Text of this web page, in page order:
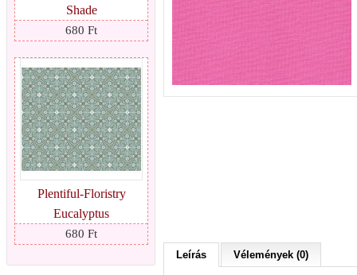
Shade
680 Ft
Plentiful-Floristry
Eucalyptus
680 Ft
Leírás Vélemények (0)